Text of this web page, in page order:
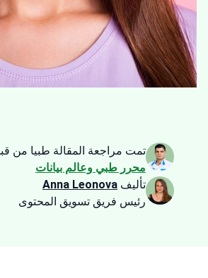
تمت مراجعة المقالة طبيا من
محرر طبي وعالم بيانات
تأليف Anna Leonova
رئيس فريق تسويق المحتوى